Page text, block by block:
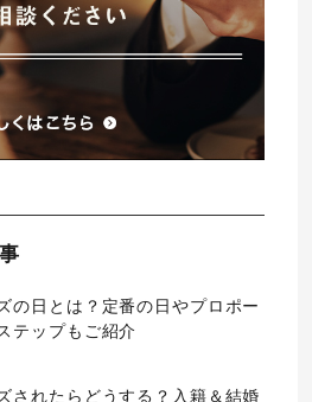
の日とは？定番の日やプロポー
テップもご紹介
されたらどうする？入籍＆結婚